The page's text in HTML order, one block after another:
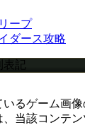
ープ
ダース攻略
表記
るゲーム画
当該コンテ